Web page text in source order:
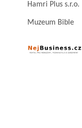
Hamri Plus s.r.o.
Muzeum Bible